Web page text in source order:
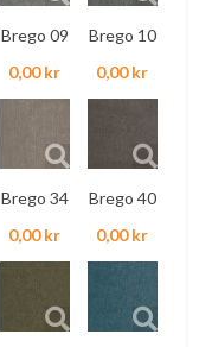
Brego 09
0,00 kr
Brego 10
0,00 kr
Brego 34
0,00 kr
Brego 40
0,00 kr